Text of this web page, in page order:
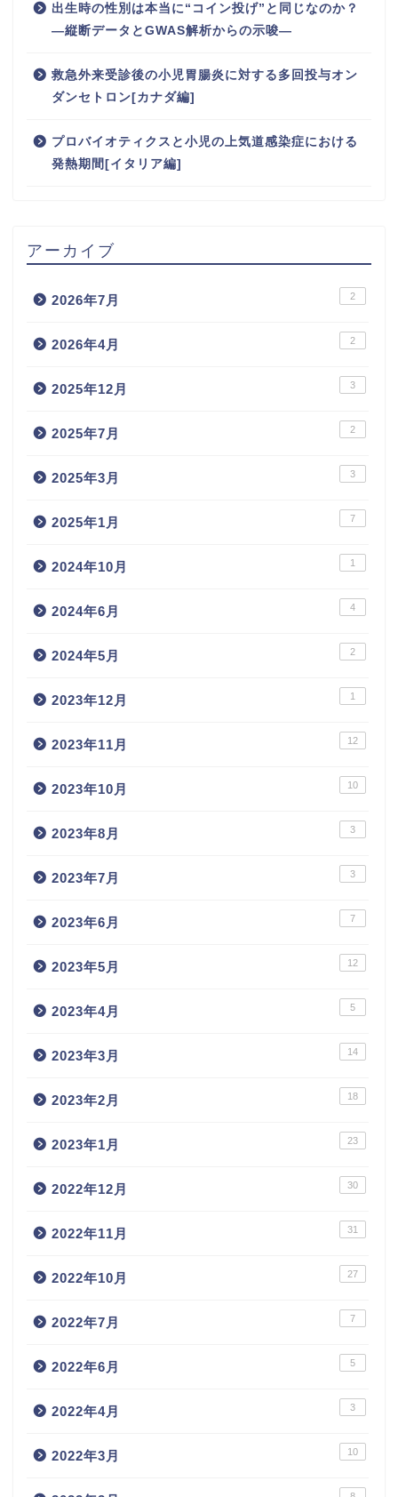
出生時の性別は本当に“コイン投げ”と同じなのか？
―縦断データとGWAS解析からの示唆―
救急外来受診後の小児胃腸炎に対する多回投与オン
ダンセトロン[カナダ編]
プロバイオティクスと小児の上気道感染症における
発熱期間[イタリア編]
アーカイブ
2026年7月 2
2026年4月 2
2025年12月 3
2025年7月 2
2025年3月 3
2025年1月 7
2024年10月 1
2024年6月 4
2024年5月 2
2023年12月 1
2023年11月 12
2023年10月 10
2023年8月 3
2023年7月 3
2023年6月 7
2023年5月 12
2023年4月 5
2023年3月 14
2023年2月 18
2023年1月 23
2022年12月 30
2022年11月 31
2022年10月 27
2022年7月 7
2022年6月 5
2022年4月 3
2022年3月 10